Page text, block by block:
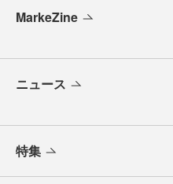
MarkeZine
ニュース
特集